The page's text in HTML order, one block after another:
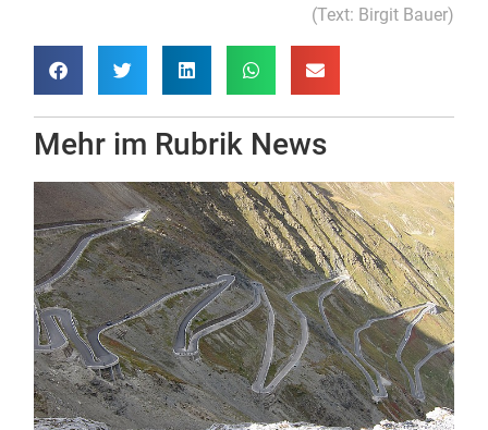
(Text: Birgit Bauer)
Mehr im Rubrik News